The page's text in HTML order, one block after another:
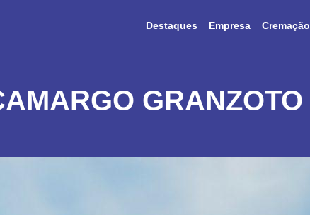
Destaques Empresa Cremação
GRANZOTO